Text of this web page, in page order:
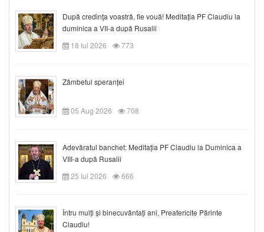
După credinţa voastră, fie vouă! Meditația PF Claudiu la
duminica a VII-a după Rusalii
18 Iul 2026
773
Zâmbetul speranței
05 Aug 2026 708
Adevăratul banchet: Meditația PF Claudiu la Duminica a
VIII-a după Rusalii
25 Iul 2026
666
Întru mulți și binecuvântați ani, Preafericite Părinte
Claudiu!